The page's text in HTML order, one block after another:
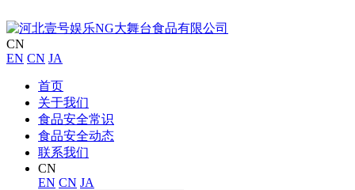
CN
EN CN JA
首页
关于我们
食品安全常识
食品安全动态
联系我们
CN
EN CN JA